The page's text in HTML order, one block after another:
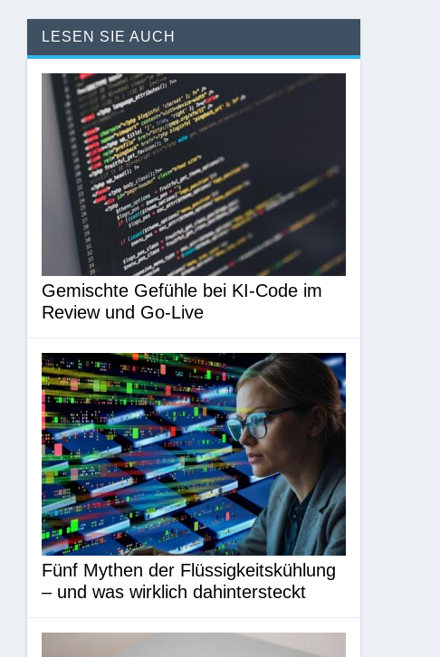
LESEN SIE AUCH
Gemischte Gefühle bei KI-Code im
Review und Go-Live
Fünf Mythen der Flüssigkeitskühlung
– und was wirklich dahintersteckt